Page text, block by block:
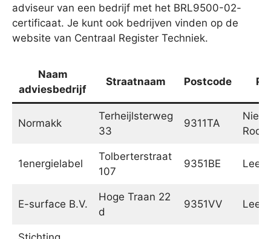
adviseur van een bedrijf met het BRL9500-02-
certificaat. Je kunt ook bedrijven vinden op de
website van Centraal Register Techniek.
Naam
adviesbedrijf
Straatnaam Postcode
Normakk
Terheijlsterweg
33
9311TA
1energielabel
Tolberterstraat
107
9351BE Leek
E-surface B.V.
Hoge Traan 22
d
9351VV Leek